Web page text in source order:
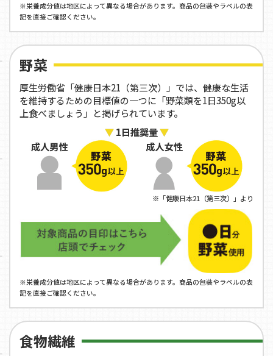
※栄養成分値は地区によって異なる場合があります。商品の包装やラベルの表
記を直接ご確認ください。
野菜
厚生労働省「健康日本21（第三次）」では、健康な生活
を維持するための目標値の一つに「野菜類を1日350g以
上食べましょう」と掲げられています。
1日推奨量
※「健康日本21（第三次）」より
※栄養成分値は地区によって異なる場合があります。商品の包装やラベルの表
記を直接ご確認ください。
食物繊維